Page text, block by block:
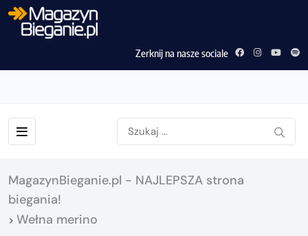
Zerknij na nasze sociale
MagazynBieganie.pl - NAJLEPSZA strona
biegania!
> Wełna merino